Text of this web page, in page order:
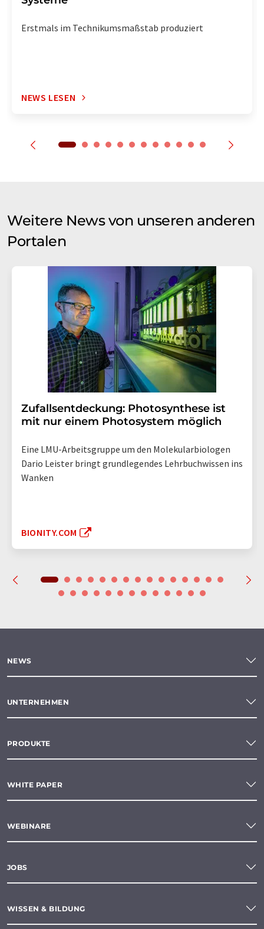
Erstmals im Technikumsmaßstab produziert
NEWS LESEN
Weitere News von unseren anderen
Portalen
Zufallsentdeckung: Photosynthese ist
mit nur einem Photosystem möglich
Eine LMU-Arbeitsgruppe um den Molekularbiologen
Dario Leister bringt grundlegendes Lehrbuchwissen ins
Wanken
BIONITY.COM
NEWS
UNTERNEHMEN
PRODUKTE
WHITE PAPER
WEBINARE
JOBS
WISSEN & BILDUNG